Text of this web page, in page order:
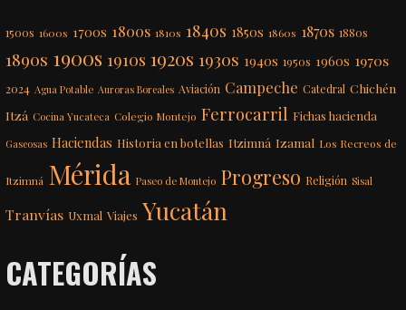
1500s 1600s 1700s 1800s 1810s 1840s 1850s 1860s 1870s 1880s
1890s 1900s 1910s 1920s 1930s 1940s 1950s 1960s 1970s
2024 Agua Potable Auroras Boreales Aviación Campeche Catedral Chichén
Itzá Cocina Yucateca Colegio Montejo Ferrocarril Fichas hacienda
Gaseosas Haciendas Historia en botellas Itzimná Izamal Los Recreos de
Itzimná Mérida Paseo de Montejo Progreso Religión Sisal
Tranvías Uxmal Viajes Yucatán
CATEGORÍAS